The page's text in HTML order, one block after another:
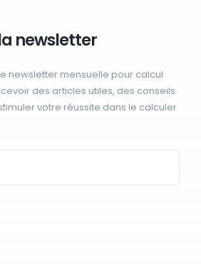
newsletter
newsletter mensuelle pour calcul
des articles utiles, des conseils
votre réussite dans le calculer